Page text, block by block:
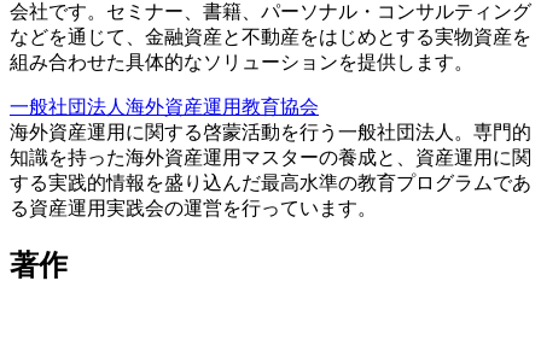
会社です。セミナー、書籍、パーソナル・コンサルティング
などを通じて、金融資産と不動産をはじめとする実物資産を
組み合わせた具体的なソリューションを提供します。
一般社団法人海外資産運用教育協会
海外資産運用に関する啓蒙活動を行う一般社団法人。専門的
知識を持った海外資産運用マスターの養成と、資産運用に関
する実践的情報を盛り込んだ最高水準の教育プログラムであ
る資産運用実践会の運営を行っています。
著作